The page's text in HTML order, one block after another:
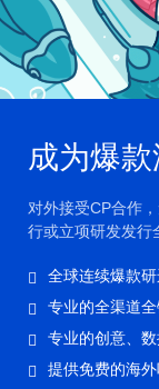
成为爆
对外接受CP合作
行或立项研发发行
全球连续爆款研
专业的全渠道
专业的创意、
提供免费的海